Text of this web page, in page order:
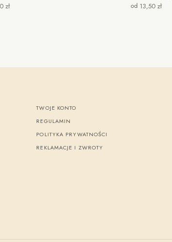
zł od 13,50 zł
TWOJE KONTO
REGULAMIN
POLITYKA PRYWATNOŚCI
REKLAMACJE I ZWROTY